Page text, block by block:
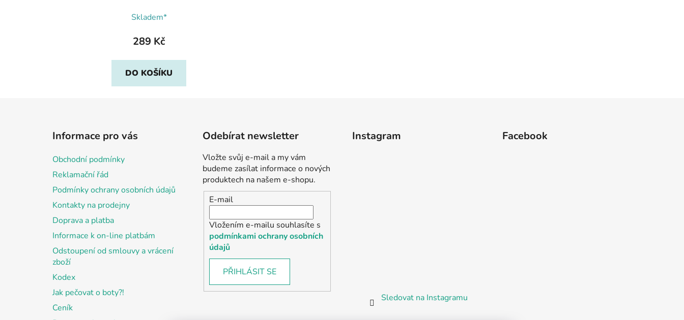
Skladem*
289 Kč
DO KOŠÍKU
Informace pro vás
Obchodní podmínky
Reklamační řád
Podmínky ochrany osobních údajů
Kontakty na prodejny
Doprava a platba
Informace k on-line platbám
Odstoupení od smlouvy a vrácení
zboží
Kodex
Jak pečovat o boty?!
Ceník
Odebírat newsletter
Vložte svůj e-mail a my vám
budeme zasílat informace o nových
produktech na našem e-shopu.
E-mail
Vložením e-mailu souhlasíte s
podmínkami ochrany osobních
údajů
PŘIHLÁSIT SE
Instagram
Sledovat na Instagramu
Facebook